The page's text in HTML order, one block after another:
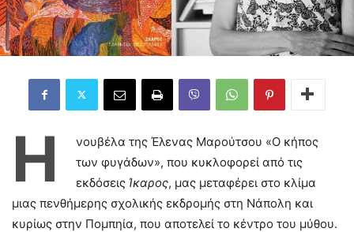
Η
νουβέλα της Έλενας Μαρούτσου «Ο κήπος
των φυγάδων», που κυκλοφορεί από τις
εκδόσεις Ίκαρος, μας μεταφέρει στο κλίμα
μιας πενθήμερης σχολικής εκδρομής στη Νάπολη και
κυρίως στην Πομπηία, που αποτελεί το κέντρο του μύθου.